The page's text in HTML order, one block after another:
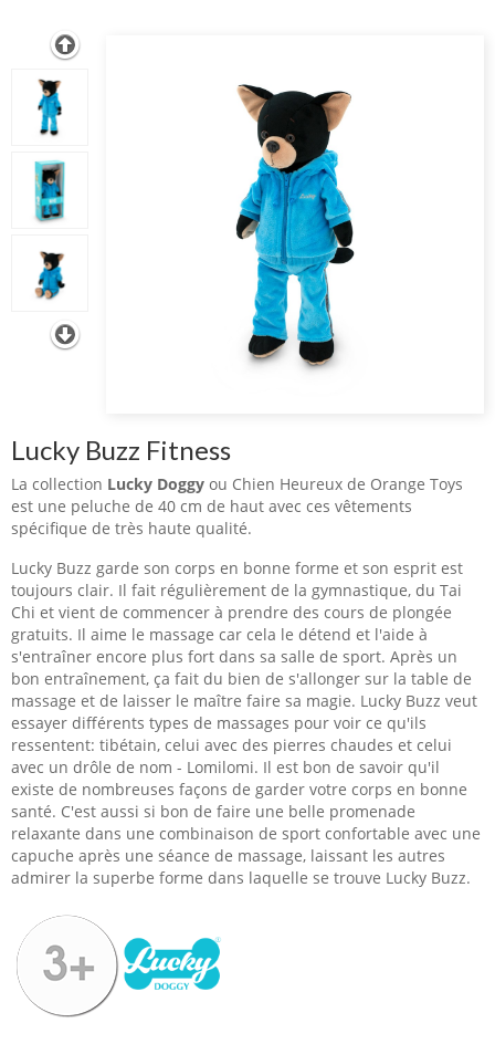
Lucky Buzz Fitness
La collection Lucky Doggy ou Chien Heureux de Orange Toys
est une peluche de 40 cm de haut avec ces vêtements
spécifique de très haute qualité.
Lucky Buzz garde son corps en bonne forme et son esprit est
toujours clair. Il fait régulièrement de la gymnastique, du Tai
Chi et vient de commencer à prendre des cours de plongée
gratuits. Il aime le massage car cela le détend et l'aide à
s'entraîner encore plus fort dans sa salle de sport. Après un
bon entraînement, ça fait du bien de s'allonger sur la table de
massage et de laisser le maître faire sa magie. Lucky Buzz veut
essayer différents types de massages pour voir ce qu'ils
ressentent: tibétain, celui avec des pierres chaudes et celui
avec un drôle de nom - Lomilomi. Il est bon de savoir qu'il
existe de nombreuses façons de garder votre corps en bonne
santé. C'est aussi si bon de faire une belle promenade
relaxante dans une combinaison de sport confortable avec une
capuche après une séance de massage, laissant les autres
admirer la superbe forme dans laquelle se trouve Lucky Buzz.